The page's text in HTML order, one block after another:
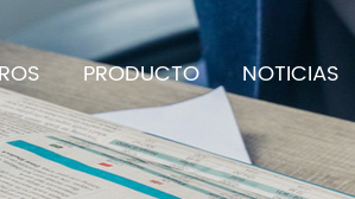
PRODUCTO NOTICIAS